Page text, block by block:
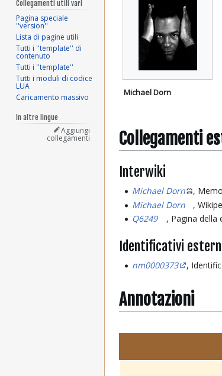
Michael Dorn
Collegamenti
Interwiki
Michael Dorn
,
Michael Dorn
,
Q6249
, Pagina della
Identificativi
nm0000373 ,
Annotazioni
Collegamenti utili vari
Pagina speciale
''version''
Lista di pagine utili
Tutti i ''template'' di
contenuto
Tutti i ''template''
Tutti i moduli di codice
LUA
Caricamento massivo
In altre lingue
Aggiungi
collegamenti